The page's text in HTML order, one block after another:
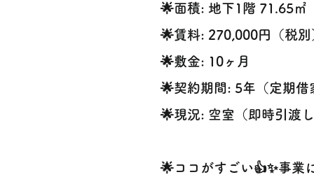
🌟面積: 地下1階 71.65㎡
🌟賃料: 270,000円（税別
🌟敷金: 10ヶ月
🌟契約期間: 5年（定期借
🌟現況: 空室（即時引渡
🌟ココがすごい👍✨事業